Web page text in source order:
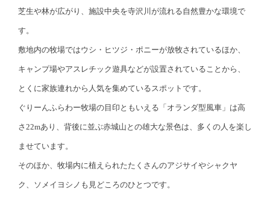
芝生や林が広がり、施設中央を寺沢川が流れる自然豊かな環境で
す。
敷地内の牧場ではウシ・ヒツジ・ポニーが放牧されているほか、
キャンプ場やアスレチック遊具などが設置されていることから、
とくに家族連れから人気を集めているスポットです。
ぐりーんふらわー牧場の目印ともいえる「オランダ型風車」は高
さ22mあり、背後に並ぶ赤城山との雄大な景色は、多くの人を楽し
ませています。
そのほか、牧場内に植えられたたくさんのアジサイやシャクヤ
ク、ソメイヨシノも見どころのひとつです。